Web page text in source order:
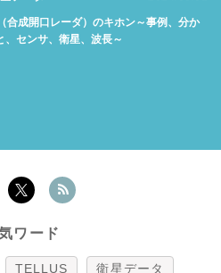
合成開口レーダ）のキホン～事例、分か
、センサ、衛星、波長～
ワード
TELLUS 衛星データ